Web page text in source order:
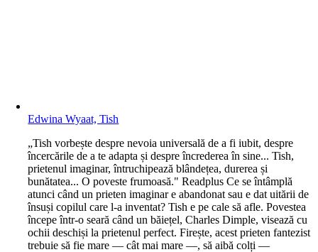
Edwina Wyaat, Tish
„Tish vorbește despre nevoia universală de a fi iubit, despre
încercările de a te adapta și despre încrederea în sine... Tish,
prietenul imaginar, întruchipează blândețea, durerea și
bunătatea... O poveste frumoasă." Readplus Ce se întâmplă
atunci când un prieten imaginar e abandonat sau e dat uitării de
însuși copilul care l-a inventat? Tish e pe cale să afle. Povestea
începe într-o seară când un băiețel, Charles Dimple, visează cu
ochii deschiși la prietenul perfect. Firește, acest prieten fantezist
trebuie să fie mare — cât mai mare —, să aibă colți —